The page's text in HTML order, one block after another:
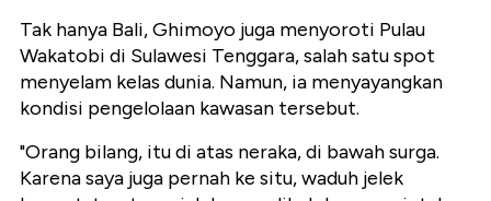
Tak hanya Bali, Ghimoyo juga menyoroti Pulau
Wakatobi di Sulawesi Tenggara, salah satu spot
menyelam kelas dunia. Namun, ia menyayangkan
kondisi pengelolaan kawasan tersebut.
"Orang bilang, itu di atas neraka, di bawah surga.
Karena saya juga pernah ke situ, waduh jelek